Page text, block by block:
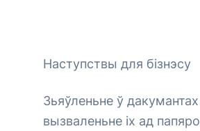
Наступствы для бізнэсу
Зьяўленьне ў
вызваленьне іх ад